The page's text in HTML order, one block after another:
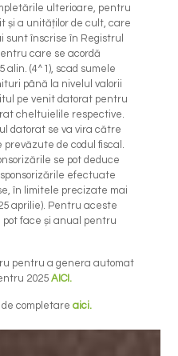
ulterioare, pentru
și a unităților de cult, care
înscrise în Registrul
care se acordă
alin. (4^1), scad sumele
până la nivelul valorii
pe venit datorat pentru
cheltuielile respective.
datorat se va vira către
de codul fiscal.
se pot deduce
efectuate
în limitele precizate mai
aprilie). Pentru aceste
pot face și anual pentru
pentru a genera automat
2025 AICI.
completare aici.